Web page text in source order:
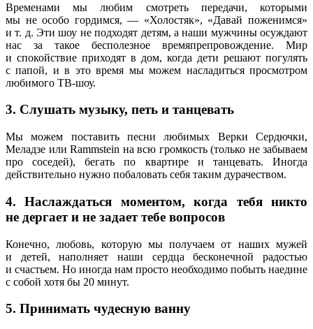
Временами мы любим смотреть передачи, которыми
мы не особо гордимся, — «Холостяк», «Давай поженимся»
и т. д. Эти шоу не подходят детям, а наши мужчины осуждают
нас за такое бесполезное времяпрепровождение. Мир
и спокойствие приходят в дом, когда дети решают погулять
с папой, и в это время мы можем насладиться просмотром
любимого ТВ-шоу.
3. Слушать музыку, петь и танцевать
Мы можем поставить песни любимых Верки Сердючки,
Меладзе или Rammstein на всю громкость (только не забываем
про соседей), бегать по квартире и танцевать. Иногда
действительно нужно побаловать себя таким дурачеством.
4. Наслаждаться моментом, когда тебя никто
не дергает и не задает тебе вопросов
Конечно, любовь, которую мы получаем от наших мужей
и детей, наполняет наши сердца бесконечной радостью
и счастьем. Но иногда нам просто необходимо побыть наедине
с собой хотя бы 20 минут.
5. Принимать чудесную ванну